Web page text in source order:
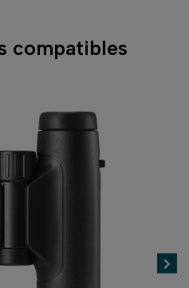
compatibles